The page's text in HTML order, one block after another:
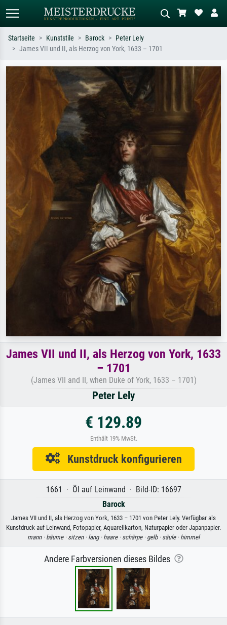
Suchen Sie nach Künstlern, Werktiteln
oder Stilen – z.B. Monet,
Sternennacht, Impressionismus, Welle
Hokusai, Akt.
Beschreiben Sie die Szene – z.B. Grüne
Wiese, Abstrakt mit viel Rot, Dunkles
Ölgemälde, Stehender Akt neben einem
Startseite Kunststile Barock
Peter Lely
James VII und II, als Herzog von York, 1633 – 1701
James VII und II, als Herzog von York, 1633
– 1701
(James VII and II, when Duke of York, 1633 – 1701)
Peter Lely
€ 129.89
Enthält 19% MwSt.
Kunstdruck konfigurieren
1661 · Öl auf Leinwand · Bild-ID: 16697
Barock
James VII und II, als Herzog von York, 1633 – 1701 von Peter Lely. Verfügbar als
Kunstdruck auf Leinwand, Fotopapier, Aquarellkarton, Naturpapier oder Japanpapier.
mann · bäume · sitzen · lang · haare · schärpe · gelb · säule · himmel
Andere Farbversionen dieses Bildes